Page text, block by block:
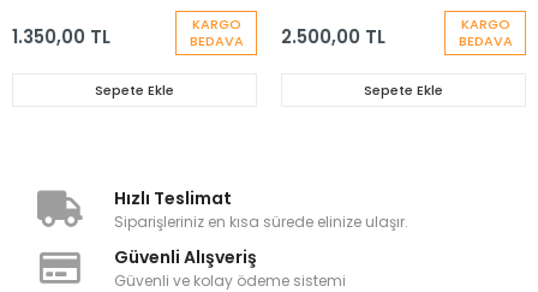
KARGO
BEDAVA
1.350,00 TL
Sepete Ekle
KARGO
BEDAVA
2.500,00 TL
Sepete Ekle
Hızlı Teslimat
Siparişleriniz en kısa sürede elinize ulaşır.
Güvenli Alışveriş
Güvenli ve kolay ödeme sistemi